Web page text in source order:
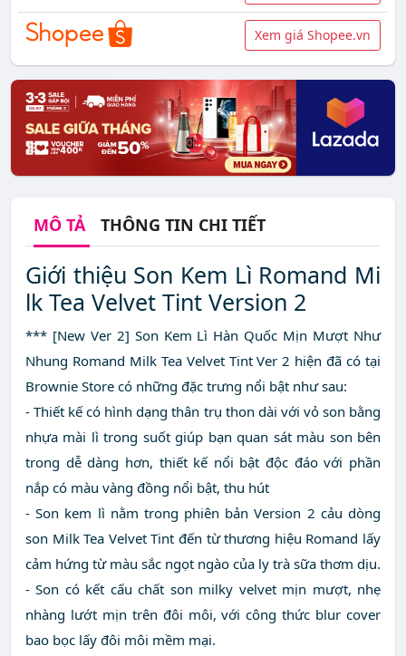
Xem giá Shopee.vn
MÔ TẢ THÔNG TIN CHI TIẾT
Giới thiệu Son Kem Lì Romand Mi
lk Tea Velvet Tint Version 2
*** [New Ver 2] Son Kem Lì Hàn Quốc Mịn Mượt Như
Nhung Romand Milk Tea Velvet Tint Ver 2 hiện đã có tại
Brownie Store có những đặc trưng nổi bật như sau:
- Thiết kế có hình dạng thân trụ thon dài với vỏ son bằng
nhựa mài lì trong suốt giúp bạn quan sát màu son bên
trong dễ dàng hơn, thiết kế nổi bật độc đáo với phần
nắp có màu vàng đồng nổi bật, thu hút
- Son kem lì nằm trong phiên bản Version 2 cảu dòng
son Milk Tea Velvet Tint đến từ thương hiệu Romand lấy
cảm hứng từ màu sắc ngọt ngào của ly trà sữa thơm dịu.
- Son có kết cấu chất son milky velvet mịn mượt, nhẹ
nhàng lướt mịn trên đôi môi, với công thức blur cover
bao bọc lấy đôi môi mềm mại.